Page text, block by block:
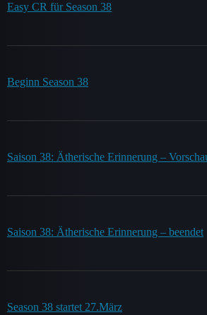
Easy CR für Season 38
Beginn Season 38
Saison 38: Ätherische Erinnerung –
Saison 38: Ätherische Erinnerung – beendet
Season 38 startet 27.März